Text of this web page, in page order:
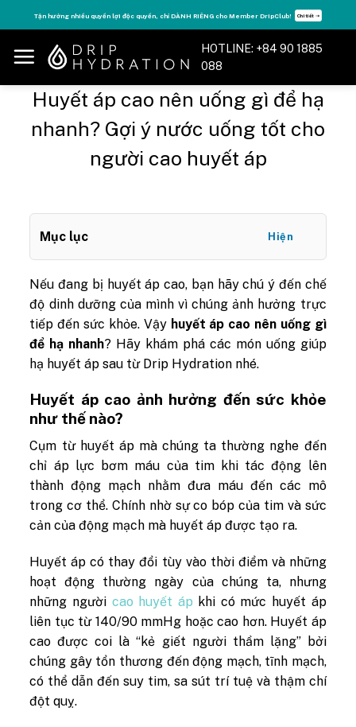
to
content
Tận hưởng nhiều quyền lợi độc quyền, chỉ DÀNH RIÊNG cho Member DripClub! Chi tiết ➝
HOTLINE: +84 90 1885
088
Huyết áp cao nên uống gì để hạ
nhanh? Gợi ý nước uống tốt cho
người cao huyết áp
Mục lục Hiện
Nếu đang bị huyết áp cao, bạn hãy chú ý đến chế
độ dinh dưỡng của mình vì chúng ảnh hưởng trực
tiếp đến sức khỏe. Vậy huyết áp cao nên uống gì
để hạ nhanh? Hãy khám phá các món uống giúp
hạ huyết áp sau từ Drip Hydration nhé.
Huyết áp cao ảnh hưởng đến sức khỏe
như thế nào?
Cụm từ huyết áp mà chúng ta thường nghe đến
chỉ áp lực bơm máu của tim khi tác động lên
thành động mạch nhằm đưa máu đến các mô
trong cơ thể. Chính nhờ sự co bóp của tim và sức
cản của động mạch mà huyết áp được tạo ra.
Huyết áp có thay đổi tùy vào thời điểm và những
hoạt động thường ngày của chúng ta, nhưng
những người cao huyết áp khi có mức huyết áp
liên tục từ 140/90 mmHg hoặc cao hơn. Huyết áp
cao được coi là “kẻ giết người thầm lặng” bởi
chúng gây tổn thương đến động mạch, tĩnh mạch,
có thể dẫn đến suy tim, sa sút trí tuệ và thậm chí
đột quỵ.